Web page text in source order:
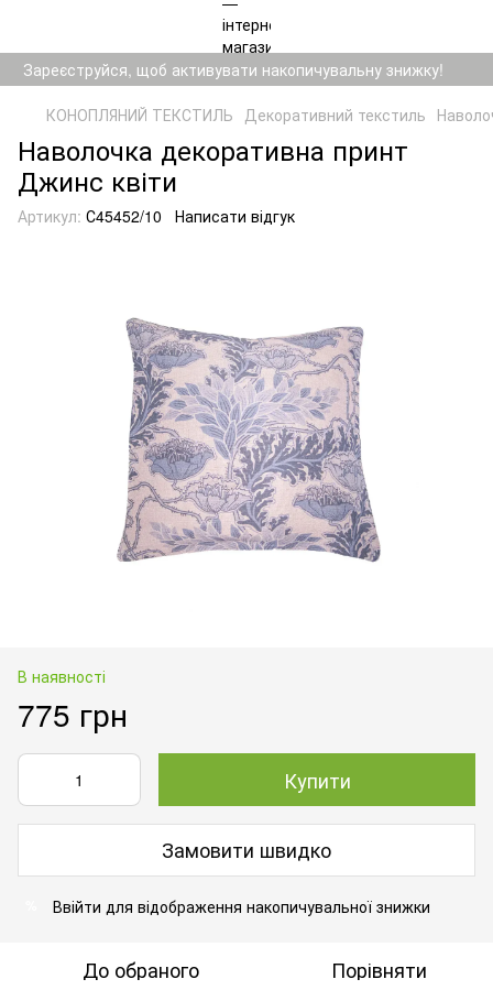
Зареєструйся, щоб активувати накопичувальну знижку!
КОНОПЛЯНИЙ ТЕКСТИЛЬ Декоративний текстиль
Наволочка декоративна принт
Джинс квіти
Артикул: С45452/10 Написати відгук
В наявності
775 грн
Купити
Замовити швидко
Ввійти для відображення накопичувальної знижки
До обраного Порівняти